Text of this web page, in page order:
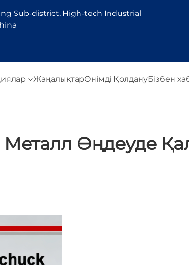
Sub-district, High-tech Industrial
ЖаңалықтарӨнімді ҚолдануБізбен
Өңдеуде